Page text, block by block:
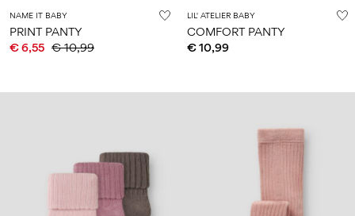
NAME IT BABY
PRINT PANTY
€ 6,55 € 10,99
LIL' ATELIER BABY
COMFORT PANTY
€ 10,99